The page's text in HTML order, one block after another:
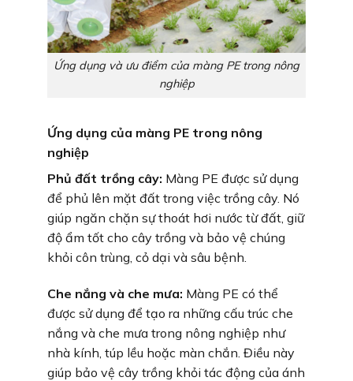
Ứng dụng và ưu điểm của màng PE trong nông
nghiệp
Ứng dụng của màng PE trong nông
nghiệp
Phủ đất trồng cây: Màng PE được sử dụng
để phủ lên mặt đất trong việc trồng cây. Nó
giúp ngăn chặn sự thoát hơi nước từ đất, giữ
độ ẩm tốt cho cây trồng và bảo vệ chúng
khỏi côn trùng, cỏ dại và sâu bệnh.
Che nắng và che mưa: Màng PE có thể
được sử dụng để tạo ra những cấu trúc che
nắng và che mưa trong nông nghiệp như
nhà kính, túp lều hoặc màn chắn. Điều này
giúp bảo vệ cây trồng khỏi tác động của ánh